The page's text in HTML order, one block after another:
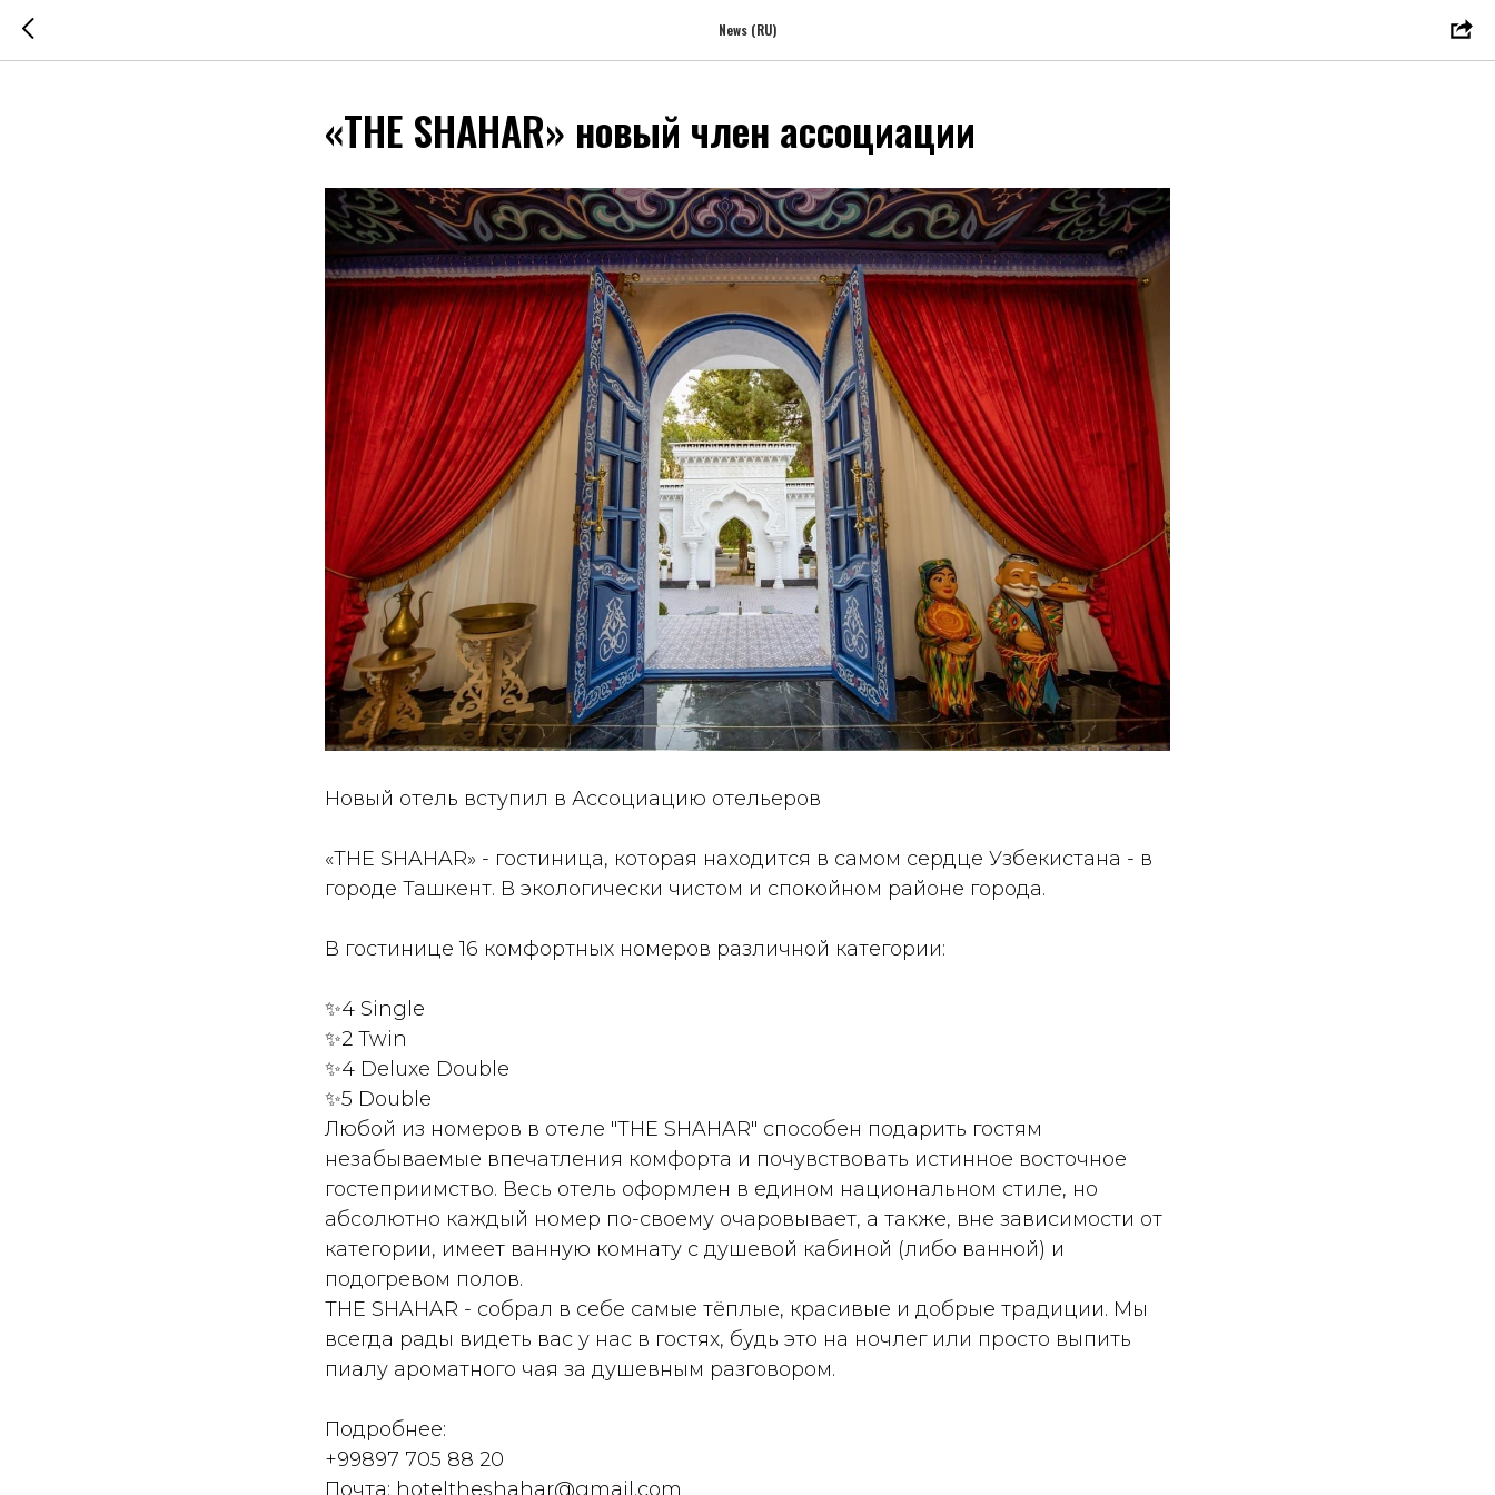
News (RU)
«THE SHAHAR» новый член ассоциации
Новый отель вступил в Ассоциацию отельеров
«THE SHAHAR» - гостиница, которая находится в самом сердце Узбекистана - в
городе Ташкент. В экологически чистом и спокойном районе города.
В гостинице 16 комфортных номеров различной категории:
✨4 Single
✨2 Twin
✨4 Deluxe Double
✨5 Double
Любой из номеров в отеле "THE SHAHAR" способен подарить гостям
незабываемые впечатления комфорта и почувствовать истинное восточное
гостеприимство. Весь отель оформлен в едином национальном стиле, но
абсолютно каждый номер по-своему очаровывает, а также, вне зависимости от
категории, имеет ванную комнату с душевой кабиной (либо ванной) и
подогревом полов.
THE SHAHAR - собрал в себе самые тёплые, красивые и добрые традиции. Мы
всегда рады видеть вас у нас в гостях, будь это на ночлег или просто выпить
пиалу ароматного чая за душевным разговором.
Подробнее:
+99897 705 88 20
Почта: hoteltheshahar@gmail.com